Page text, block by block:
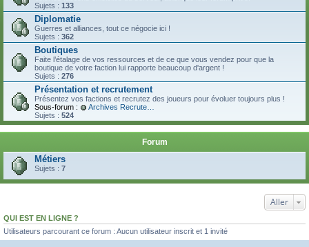
Sujets : 133
Diplomatie
Guerres et alliances, tout ce négocie ici !
Sujets : 362
Boutiques
Faite l’étalage de vos ressources et de ce que vous vendez pour que la
boutique de votre faction lui rapporte beaucoup d'argent !
Sujets : 276
Présentation et recrutement
Présentez vos factions et recrutez des joueurs pour évoluer toujours plus !
Sous-forum :
Sujets : 524
Forum
Métiers
Sujets : 7
Aller
QUI EST EN LIGNE ?
Utilisateurs parcourant ce forum : Aucun utilisateur inscrit et 1 invité